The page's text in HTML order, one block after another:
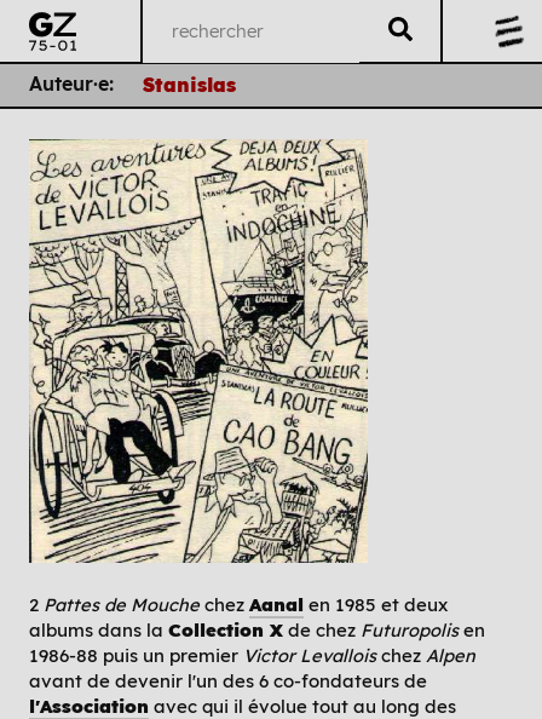
Auteur·e: Stanislas
2 Pattes de Mouchechez Aanal en 1985 et deux
albums dans la Collection X de chez Futuropolisen
1986-88 puis un premier Victor Levalloischez Alpen
avant de devenir l'un des 6 co-fondateurs de
l'Association avec qui il évolue tout au long des